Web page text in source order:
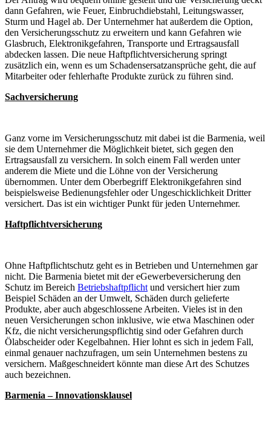
dann Gefahren, wie Feuer, Einbruchdiebstahl, Leitungswasser,
Sturm und Hagel ab. Der Unternehmer hat außerdem die Option,
den Versicherungsschutz zu erweitern und kann Gefahren wie
Glasbruch, Elektronikgefahren, Transporte und Ertragsausfall
abdecken lassen. Die neue Haftpflichtversicherung springt
zusätzlich ein, wenn es um Schadensersatzansprüche geht, die auf
Mitarbeiter oder fehlerhafte Produkte zurück zu führen sind.
Sachversicherung
Ganz vorne im Versicherungsschutz mit dabei ist die Barmenia, weil
sie dem Unternehmer die Möglichkeit bietet, sich gegen den
Ertragsausfall zu versichern. In solch einem Fall werden unter
anderem die Miete und die Löhne von der Versicherung
übernommen. Unter dem Oberbegriff Elektronikgefahren sind
beispielsweise Bedienungsfehler oder Ungeschicklichkeit Dritter
versichert. Das ist ein wichtiger Punkt für jeden Unternehmer.
Haftpflichtversicherung
Ohne Haftpflichtschutz geht es in Betrieben und Unternehmen gar
nicht. Die Barmenia bietet mit der eGewerbeversicherung den
Schutz im Bereich Betriebshaftpflicht und versichert hier zum
Beispiel Schäden an der Umwelt, Schäden durch gelieferte
Produkte, aber auch abgeschlossene Arbeiten. Vieles ist in den
neuen Versicherungen schon inklusive, wie etwa Maschinen oder
Kfz, die nicht versicherungspflichtig sind oder Gefahren durch
Ölabscheider oder Kegelbahnen. Hier lohnt es sich in jedem Fall,
einmal genauer nachzufragen, um sein Unternehmen bestens zu
versichern. Maßgeschneidert könnte man diese Art des Schutzes
auch bezeichnen.
Barmenia – Innovationsklausel